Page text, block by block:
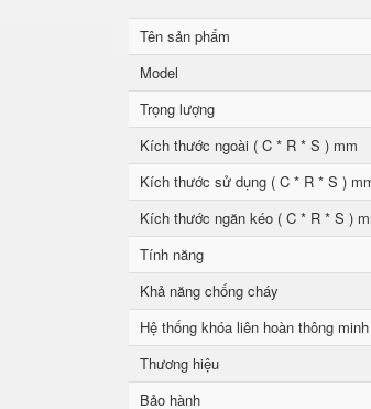
Tên sản phẩm
Model
Trọng lượng
Kích thước ngoài ( C * R * S ) mm
Kích thước sử dụng ( C * R * S )
Kích thước ngăn kéo ( C * R * S )
Tính năng
Khả năng chống cháy
Hệ thống khóa liên hoàn thông minh
Thương hiệu
Bảo hành